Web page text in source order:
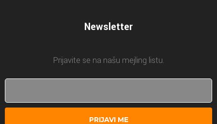
Newsletter
Prijavite se na našu mejling listu.
PRIJAVI ME